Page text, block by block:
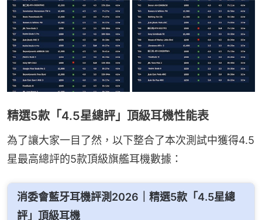
精選5款「4.5星總評」頂級耳機性能表
為了讓大家一目了然，以下整合了本次測試中獲得4.5
星最高總評的5款頂級旗艦耳機數據：
消委會藍牙耳機評測2026｜精選5款「4.5星總
評」頂級耳機